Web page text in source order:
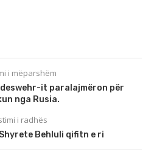
i mëparshëm
it paralajmëron për
nga Rusia.
i radhës
Behluli qifitn e ri